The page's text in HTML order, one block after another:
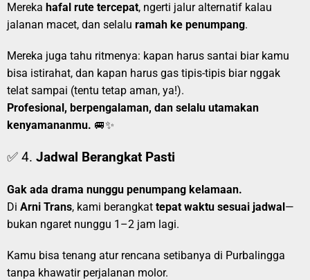
Mereka hafal rute tercepat, ngerti jalur alternatif kalau
jalanan macet, dan selalu ramah ke penumpang.
Mereka juga tahu ritmenya: kapan harus santai biar kamu
bisa istirahat, dan kapan harus gas tipis-tipis biar nggak
telat sampai (tentu tetap aman, ya!).
Profesional, berpengalaman, dan selalu utamakan
kenyamananmu. 🚐✨
✅ 4. Jadwal Berangkat Pasti
Gak ada drama nunggu penumpang kelamaan.
Di Arni Trans, kami berangkat tepat waktu sesuai jadwal—
bukan ngaret nunggu 1–2 jam lagi.
Kamu bisa tenang atur rencana setibanya di Purbalingga
tanpa khawatir perjalanan molor.